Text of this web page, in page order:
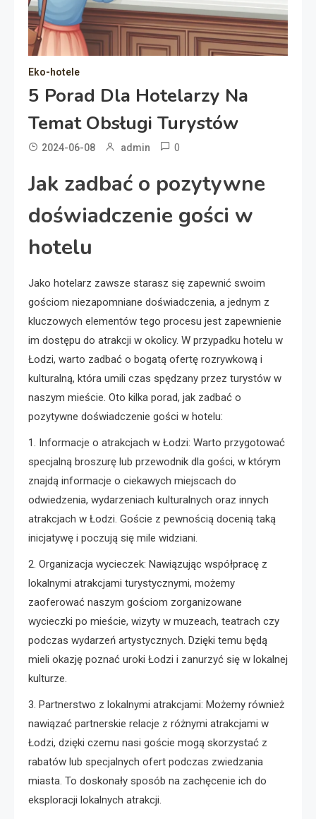
Eko-hotele
5 Porad Dla Hotelarzy Na
Temat Obsługi Turystów
2024-06-08 admin 0
Jak zadbać o pozytywne
doświadczenie gości w
hotelu
Jako hotelarz zawsze starasz się zapewnić swoim
gościom niezapomniane doświadczenia, a jednym z
kluczowych elementów tego procesu jest zapewnienie
im dostępu do atrakcji w okolicy. W przypadku hotelu w
Łodzi, warto zadbać o bogatą ofertę rozrywkową i
kulturalną, która umili czas spędzany przez turystów w
naszym mieście. Oto kilka porad, jak zadbać o
pozytywne doświadczenie gości w hotelu:
1. Informacje o atrakcjach w Łodzi: Warto przygotować
specjalną broszurę lub przewodnik dla gości, w którym
znajdą informacje o ciekawych miejscach do
odwiedzenia, wydarzeniach kulturalnych oraz innych
atrakcjach w Łodzi. Goście z pewnością docenią taką
inicjatywę i poczują się mile widziani.
2. Organizacja wycieczek: Nawiązując współpracę z
lokalnymi atrakcjami turystycznymi, możemy
zaoferować naszym gościom zorganizowane
wycieczki po mieście, wizyty w muzeach, teatrach czy
podczas wydarzeń artystycznych. Dzięki temu będą
mieli okazję poznać uroki Łodzi i zanurzyć się w lokalnej
kulturze.
3. Partnerstwo z lokalnymi atrakcjami: Możemy również
nawiązać partnerskie relacje z różnymi atrakcjami w
Łodzi, dzięki czemu nasi goście mogą skorzystać z
rabatów lub specjalnych ofert podczas zwiedzania
miasta. To doskonały sposób na zachęcenie ich do
eksploracji lokalnych atrakcji.